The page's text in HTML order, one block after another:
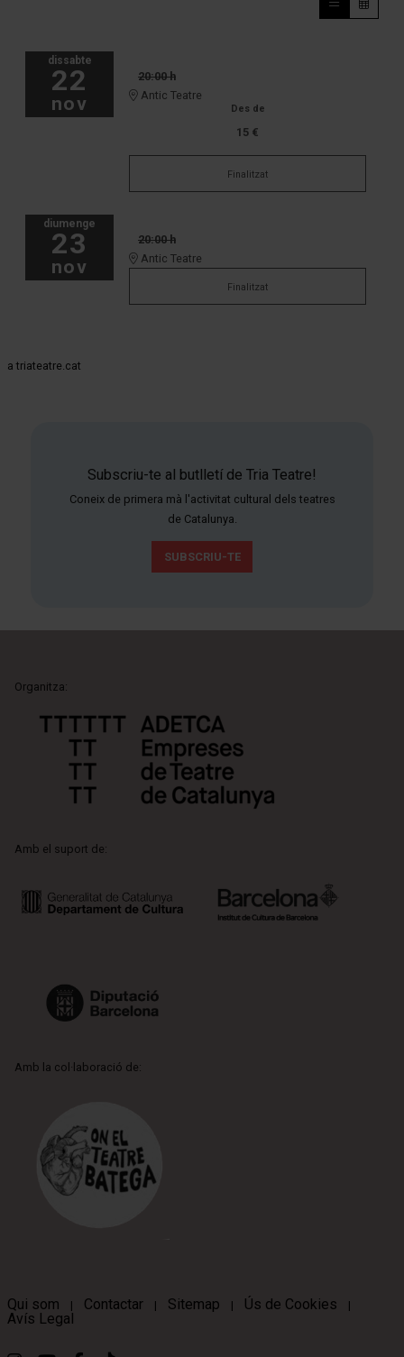
dissabte
22
nov
20:00 h
Antic Teatre
Des de
15 €
Finalitzat
diumenge
23
nov
20:00 h
Antic Teatre
Finalitzat
a triateatre.cat
Subscriu-te al butlletí de Tria Teatre!
Coneix de primera mà l'activitat cultural dels teatres
de Catalunya.
SUBSCRIU-TE
Organitza:
Amb el suport de:
Amb la col·laboració de:
Qui som | Contactar | Sitemap | Ús de Cookies |
Avís Legal